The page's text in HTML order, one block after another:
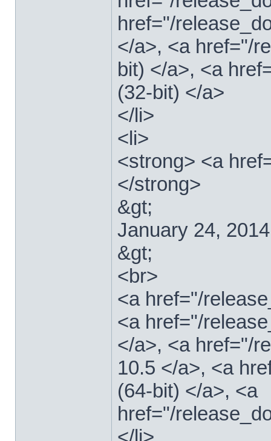
href="/
</a>, <a href="/
bit) </a>, <a
(32-bit) </a>
</li>
<li>
<strong> <a
</strong>
&gt;
January 24, 2014
&gt;
<br>
<a href="/
<a href="/
</a>, <a href="/
10.5 </a>, <a
(64-bit) </a>, <a
href="/
</li>